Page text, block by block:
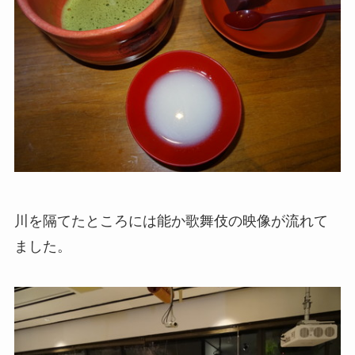
川を隔てたところには能か歌舞伎の映像が流れて
ました。